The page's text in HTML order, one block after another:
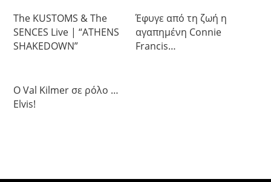
The KUSTOMS & The
SENCES Live | “ATHENS
SHAKEDOWN”
Έφυγε από τη ζωή η
αγαπημένη Connie
Francis…
Ο Val Kilmer σε ρόλο …
Elvis!